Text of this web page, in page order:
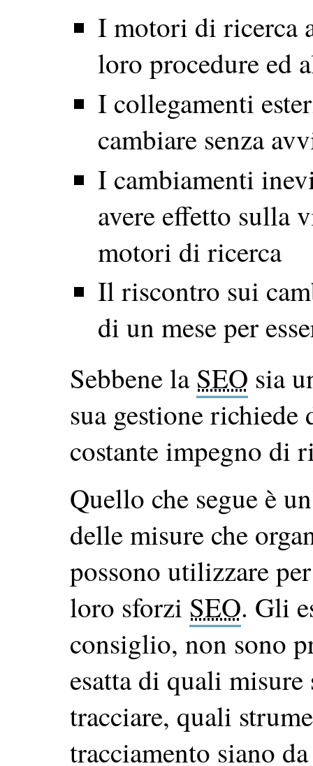
I motori di ricerca
loro procedure ed
I collegamenti
cambiare senza
I cambiamenti
avere effetto sulla
motori di ricerca
Il riscontro sui
di un mese per
Sebbene laSEO sia
sua gestione
costante impegno di
Quello che segue è
delle misure che
possono utilizzare
loro sforzi SEO. Gli
consiglio, non sono
esatta di quali misure
tracciare, quali
tracciamento siano